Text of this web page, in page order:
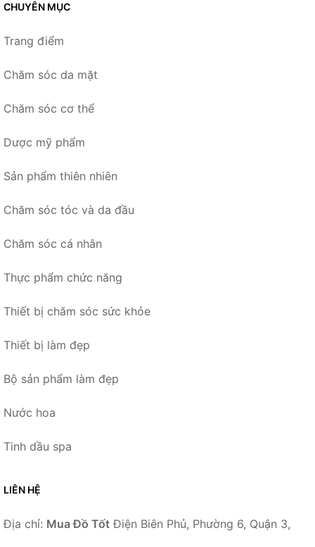
CHUYÊN MỤC
Trang điểm
Chăm sóc da mặt
Chăm sóc cơ thể
Dược mỹ phẩm
Sản phẩm thiên nhiên
Chăm sóc tóc và da đầu
Chăm sóc cá nhân
Thực phẩm chức năng
Thiết bị chăm sóc sức khỏe
Thiết bị làm đẹp
Bộ sản phẩm làm đẹp
Nước hoa
Tinh dầu spa
LIÊN HỆ
Địa chỉ: Mua Đồ Tốt Điện Biên Phủ, Phường 6, Quận 3,